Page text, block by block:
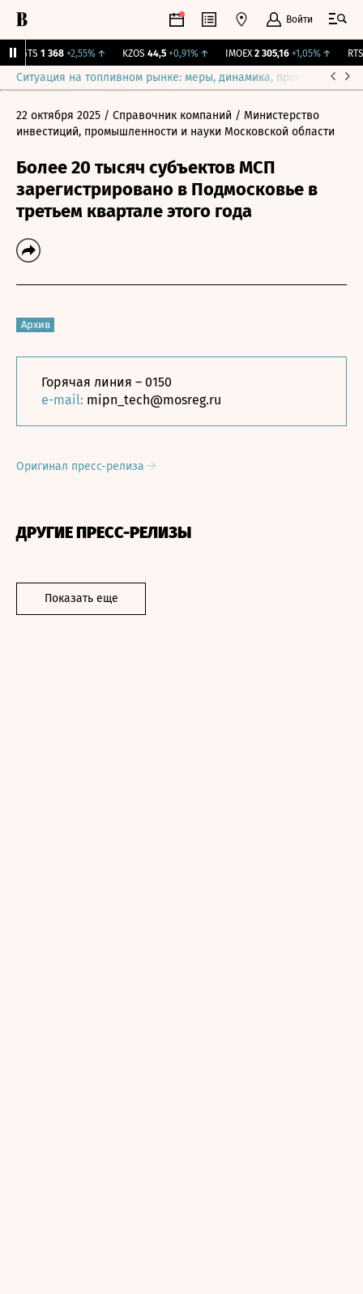
Войти
MGTS 1 368 +2,55%↑ KZOS 44,5 +0,91% ↑ IMOEX 2 305,16 +1,05%↑ RTSI
Ситуация на топливном рынке: меры, динамика, прогнозы
22 октября 2025 / Справочник компаний / Министерство
инвестиций, промышленности и науки Московской области
Более 20 тысяч субъектов МСП
зарегистрировано в Подмосковье в
третьем квартале этого года
Архив
Горячая линия – 0150
e-mail: mipn_tech@mosreg.ru
Оригинал пресс-релиза
ДРУГИЕ ПРЕСС-РЕЛИЗЫ
Показать еще